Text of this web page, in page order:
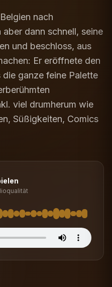
nach
dann schnell, seine
und beschloss, aus
Er eröffnete den
die ganze feine Palette
viel drumherum wie
Süßigkeiten, Comics